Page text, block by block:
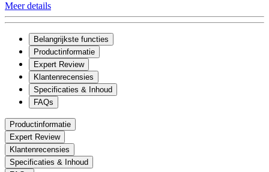
Meer details
Belangrijkste functies
Productinformatie
Expert Review
Klantenrecensies
Specificaties & Inhoud
FAQs
Productinformatie
Expert Review
Klantenrecensies
Specificaties & Inhoud